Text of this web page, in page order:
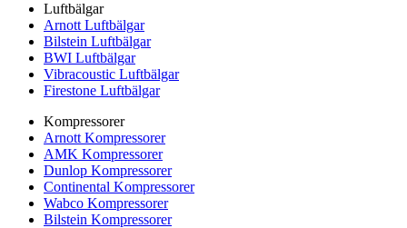
Luftbälgar
Arnott Luftbälgar
Bilstein Luftbälgar
BWI Luftbälgar
Vibracoustic Luftbälgar
Firestone Luftbälgar
Kompressorer
Arnott Kompressorer
AMK Kompressorer
Dunlop Kompressorer
Continental Kompressorer
Wabco Kompressorer
Bilstein Kompressorer